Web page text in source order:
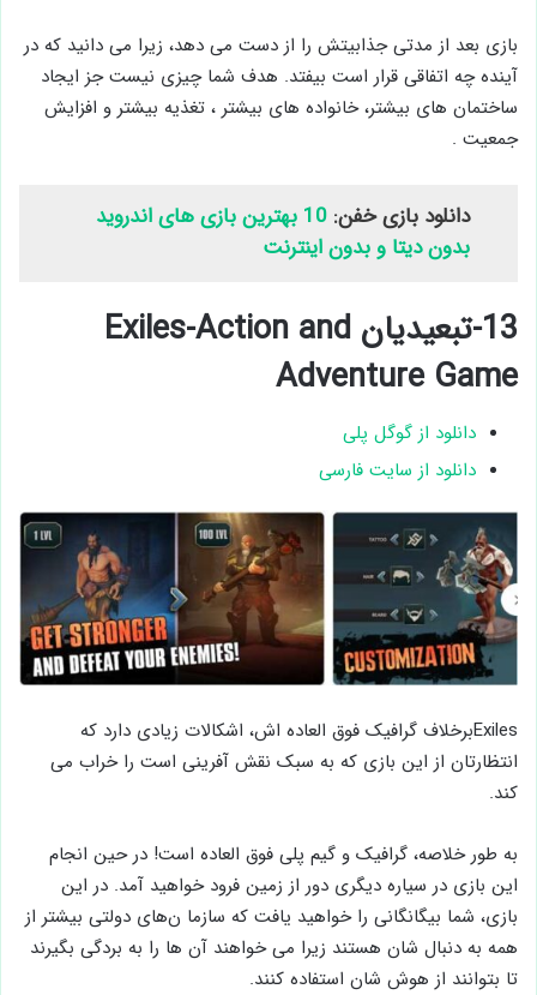
بازی بعد از مدتی جذابیتش را از دست می ‌دهد، زیرا می ‌دانید که در
آینده چه اتفاقی قرار است بیفتد. هدف شما چیزی نیست جز ایجاد
ساختمان ‌های بیشتر، خانواده ‌های بیشتر ، تغذیه بیشتر و افزایش
جمعیت .
دانلود بازی خفن:
10 بهترین بازی های اندروید
بدون دیتا و بدون اینترنت
13-تبعیدیان Exiles-Action and
Adventure Game
دانلود از گوگل پلی
دانلود از سایت فارسی
Exilesبرخلاف گرافیک فوق العاده اش، اشکالات زیادی دارد که
انتظارتان از این بازی که به سبک نقش آفرینی است را خراب می
کند.
به طور خلاصه، گرافیک و گیم پلی فوق العاده است! در حین انجام
این بازی در سیاره دیگری دور از زمین فرود خواهید آمد. در این
بازی، شما بیگانگانی را خواهید یافت که سازما ن‌های دولتی بیشتر از
همه به دنبال شان هستند زیرا می ‌خواهند آن ها را به بردگی بگیرند
تا بتوانند از هوش شان استفاده کنند.